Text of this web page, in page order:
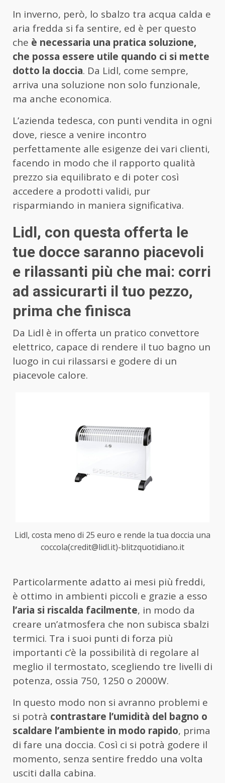
In inverno, però, lo sbalzo tra acqua calda e
aria fredda si fa sentire, ed è per questo
che è necessaria una pratica soluzione,
che possa essere utile quando ci si mette
dotto la doccia. Da Lidl, come sempre,
arriva una soluzione non solo funzionale,
ma anche economica.
L’azienda tedesca, con punti vendita in ogni
dove, riesce a venire incontro
perfettamente alle esigenze dei vari clienti,
facendo in modo che il rapporto qualità
prezzo sia equilibrato e di poter così
accedere a prodotti validi, pur
risparmiando in maniera significativa.
Lidl, con questa offerta le
tue docce saranno piacevoli
e rilassanti più che mai: corri
ad assicurarti il tuo pezzo,
prima che finisca
Da Lidl è in offerta un pratico convettore
elettrico, capace di rendere il tuo bagno un
luogo in cui rilassarsi e godere di un
piacevole calore.
Lidl, costa meno di 25 euro e rende la tua doccia una
coccola(credit@lidl.it)-blitzquotidiano.it
Particolarmente adatto ai mesi più freddi,
è ottimo in ambienti piccoli e grazie a esso
l’aria si riscalda facilmente, in modo da
creare un’atmosfera che non subisca sbalzi
termici. Tra i suoi punti di forza più
importanti c’è la possibilità di regolare al
meglio il termostato, scegliendo tre livelli di
potenza, ossia 750, 1250 o 2000W.
In questo modo non si avranno problemi e
si potrà contrastare l’umidità del bagno o
scaldare l’ambiente in modo rapido, prima
di fare una doccia. Così ci si potrà godere il
momento, senza sentire freddo una volta
usciti dalla cabina.